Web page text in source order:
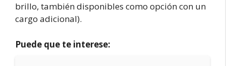
brillo, también disponibles como opción con un
cargo adicional).
Puede que te interese: